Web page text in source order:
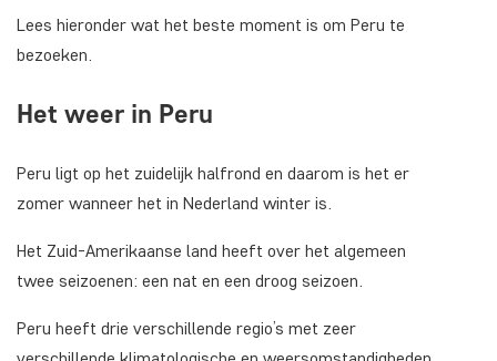
Lees hieronder wat het beste moment is om Peru te
bezoeken.
Het weer in Peru
Peru ligt op het zuidelijk halfrond en daarom is het er
zomer wanneer het in Nederland winter is.
Het Zuid-Amerikaanse land heeft over het algemeen
twee seizoenen: een nat en een droog seizoen.
Peru heeft drie verschillende regio’s met zeer